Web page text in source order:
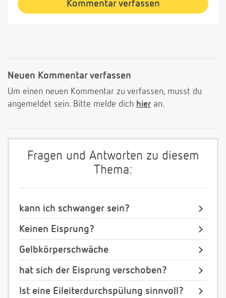
Kommentar verfassen
Neuen Kommentar verfassen
Um einen neuen Kommentar zu verfassen, musst du
angemeldet sein. Bitte melde dich hier an.
Fragen und Antworten zu diesem
Thema:
kann ich schwanger sein?
Keinen Eisprung?
Gelbkörperschwäche
hat sich der Eisprung verschoben?
Ist eine Eileiterdurchspülung sinnvoll?